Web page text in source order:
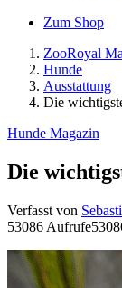
Zum Shop
ZooRoyal
Hunde
Ausstattung
Die
Hunde Magazin
Die
Verfasst von
53086 Aufrufe